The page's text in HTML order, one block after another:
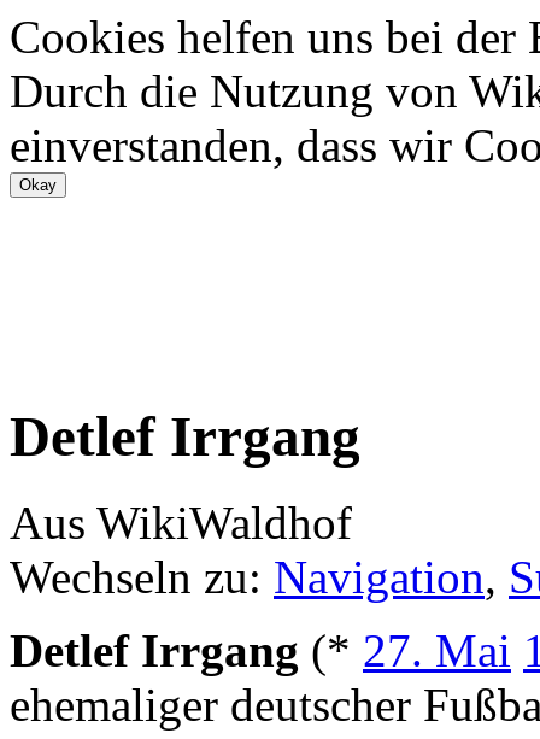
Cookies helfen uns bei
Durch die Nutzung von
einverstanden, dass wir
Detlef Irrgang
Aus WikiWaldhof
Wechseln zu: Navigation,
Detlef Irrgang (* 27. Mai
ehemaliger deutscher